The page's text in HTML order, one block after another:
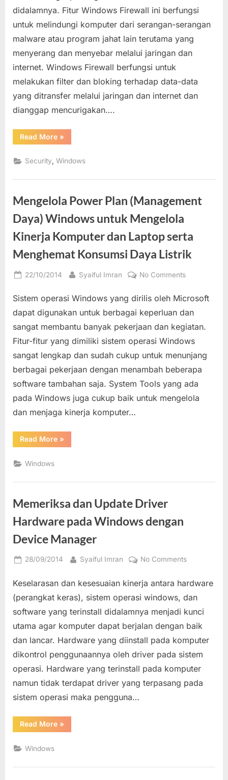
ke
Pengaturan
Standar
(Default)
Komputer
didalamnya. Fitur Windows Firewall ini berfungsi
untuk melindungi komputer dari serangan-serangan
malware atau program jahat lain terutama yang
menyerang dan menyebar melalui jaringan dan
internet. Windows Firewall berfungsi untuk
melakukan filter dan bloking terhadap data-data
yang ditransfer melalui jaringan dan internet dan
dianggap mencurigakan….
Read More“Reset
Setting
Firewall
ke
Standar
Keamanan
Komputer”
»
Security ,Windows
Mengelola Power Plan (Management
Daya) Windows untuk Mengelola
Kinerja Komputer dan Laptop serta
Menghemat Konsumsi Daya Listrik
Posted
22/10/2014 By
Syaiful Imran No Commentson
Power
Plan
Daya)
Windows
untuk
Mengelola
Kinerja
dan
Sistem operasi Windows yang dirilis oleh Microsoft
dapat digunakan untuk berbagai keperluan dan
sangat membantu banyak pekerjaan dan kegiatan.
Fitur-fitur yang dimiliki sistem operasi Windows
sangat lengkap dan sudah cukup untuk menunjang
berbagai pekerjaan dengan menambah beberapa
software tambahan saja. System Tools yang ada
pada Windows juga cukup baik untuk mengelola
dan menjaga kinerja komputer…
Read More“Mengelola
Power
untuk
Komputer
dan
serta
Konsumsi
Daya
»
Windows
Memeriksa dan Update Driver
Hardware pada Windows dengan
Device Manager
Posted
28/09/2014 By
Syaiful Imran No Commentson
dan
Update
Hardware
pada
Windows
dengan
Device
Keselarasan dan kesesuaian kinerja antara hardware
(perangkat keras), sistem operasi windows, dan
software yang terinstall didalamnya menjadi kunci
utama agar komputer dapat berjalan dengan baik
dan lancar. Hardware yang diinstall pada komputer
dikontrol penggunaannya oleh driver pada sistem
operasi. Hardware yang terinstall pada komputer
namun tidak terdapat driver yang terpasang pada
sistem operasi maka pengguna…
Read More“Memeriksa
dan
Windows
»
Windows